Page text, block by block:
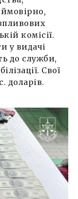
комісії.
у видачі
до служби,
Свої
доларів.